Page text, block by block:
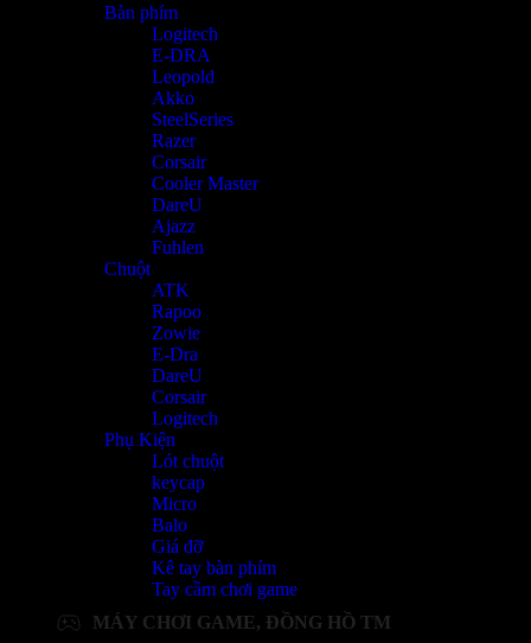
Bàn phím
Logitech
E-DRA
Leopold
Akko
SteelSeries
Razer
Corsair
Cooler Master
DareU
Ajazz
Fuhlen
Chuột
ATK
Rapoo
Zowie
E-Dra
DareU
Corsair
Logitech
Phụ Kiện
Lót chuột
keycap
Micro
Balo
Giá đỡ
Kê tay bàn phím
Tay cầm chơi game
MÁY CHƠI GAME, ĐỒNG HỒ TM